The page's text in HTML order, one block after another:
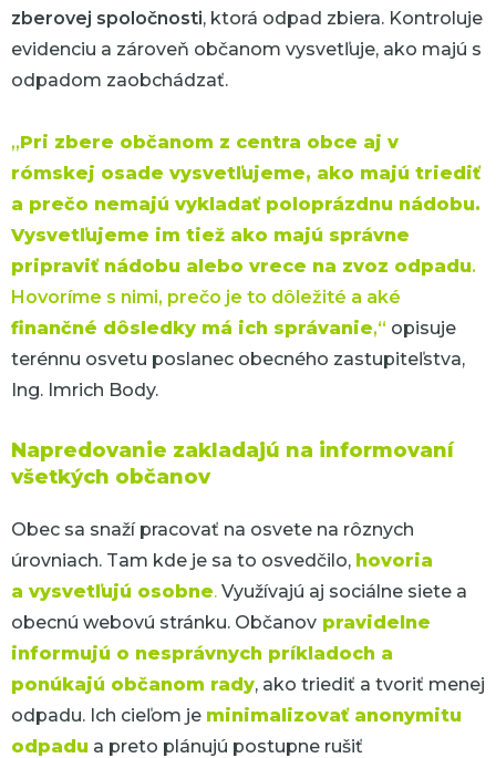
zberovej spoločnosti, ktorá odpad zbiera. Kontroluje
evidenciu a zároveň občanom vysvetľuje, ako majú s
odpadom zaobchádzať.
„Pri zbere občanom z centra obce aj v
rómskej osade vysvetľujeme, ako majú triediť
a prečo nemajú vykladať poloprázdnu nádobu.
Vysvetľujeme im tiež ako majú správne
pripraviť nádobu alebo vrece na zvoz odpadu.
Hovoríme s nimi, prečo je to dôležité a aké
finančné dôsledky má ich správanie,“ opisuje
terénnu osvetu poslanec obecného zastupiteľstva,
Ing. Imrich Body.
Napredovanie zakladajú na informovaní
všetkých občanov
Obec sa snaží pracovať na osvete na rôznych
úrovniach. Tam kde je sa to osvedčilo, hovoria
a vysvetľujú osobne. Využívajú aj sociálne siete a
obecnú webovú stránku. Občanov pravidelne
informujú o nesprávnych príkladoch a
ponúkajú občanom rady, ako triediť a tvoriť menej
odpadu. Ich cieľom je minimalizovať anonymitu
odpadu a preto plánujú postupne rušiť